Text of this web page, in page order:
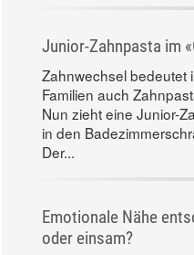
Junior-Zahnpasta im
Zahnwechsel bedeutet
Familien auch
Nun zieht eine Junior-
in den
Der...
Emotionale Nähe
oder einsam?